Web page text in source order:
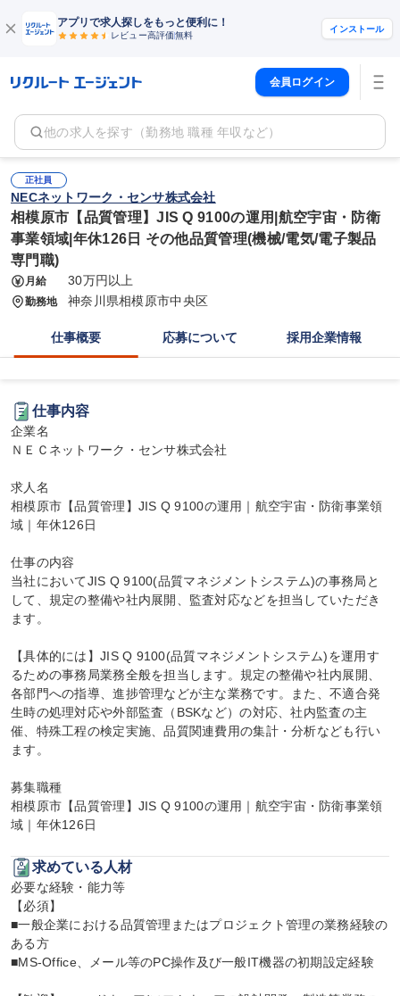
アプリで求人探しをもっと便利に！
レビュー高評価無料
インストール
会員ログイン
他の求人を探す（勤務地 職種 年収など）
正社員
NECネットワーク・センサ株式会社
相模原市【品質管理】JIS Q 9100の運用|航空宇宙・防衛
事業領域|年休126日 その他品質管理(機械/電気/電子製品
専門職)
月給 30万円以上
勤務地 神奈川県相模原市中央区
仕事概要 応募について 採用企業情報
仕事内容
企業名
ＮＥＣネットワーク・センサ株式会社
求人名
相模原市【品質管理】JIS Q 9100の運用｜航空宇宙・防衛事業領
域｜年休126日
仕事の内容
当社においてJIS Q 9100(品質マネジメントシステム)の事務局と
して、規定の整備や社内展開、監査対応などを担当していただき
ます。
【具体的には】JIS Q 9100(品質マネジメントシステム)を運用す
るための事務局業務全般を担当します。規定の整備や社内展開、
各部門への指導、進捗管理などが主な業務です。また、不適合発
生時の処理対応や外部監査（BSKなど）の対応、社内監査の主
催、特殊工程の検定実施、品質関連費用の集計・分析なども行い
ます。
募集職種
相模原市【品質管理】JIS Q 9100の運用｜航空宇宙・防衛事業領
域｜年休126日
求めている人材
必要な経験・能力等
【必須】
■一般企業における品質管理またはプロジェクト管理の業務経験の
ある方
■MS-Office、メール等のPC操作及び一般IT機器の初期設定経験